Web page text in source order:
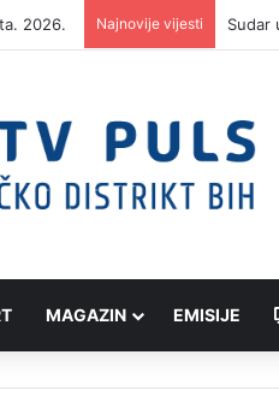
2026. Najnovije vijesti
MAGAZIN EMISIJE